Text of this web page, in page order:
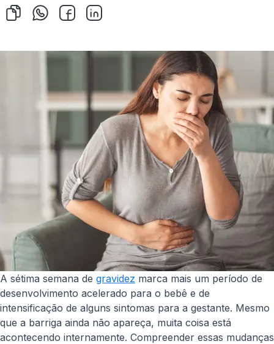
A sétima semana de gravidez marca mais um período de
desenvolvimento acelerado para o bebê e de
intensificação de alguns sintomas para a gestante. Mesmo
que a barriga ainda não apareça, muita coisa está
acontecendo internamente. Compreender essas mudanças